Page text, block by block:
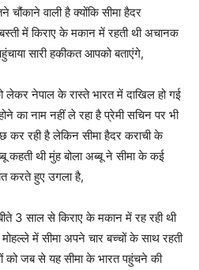
वाली है क्योंकि सीमा हैदर
में किराए के मकान में रहती थी अचानक
सारी हकीकत आपको बताएंगे,
लेकर नेपाल के रास्ते भारत में दाखिल हो गई
का नाम नहीं ले रहा है प्रेमी सचिन पर भी
कर रही है लेकिन सीमा हैदर कराची के
कहती थी मुंह बोला अब्बू ने सीमा के कई
करते हुए उगला है,
3 साल से किराए के मकान में रह रही थी
मोहल्ले में सीमा अपने चार बच्चों के साथ रहती
को जब से यह सीमा के भारत पहुंचने की